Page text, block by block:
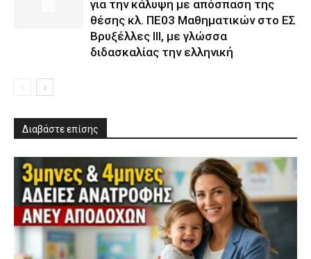
για την κάλυψη με απόσπαση της
θέσης κλ. ΠΕ03 Μαθηματικών στο ΕΣ
Βρυξέλλες ΙΙΙ, με γλώσσα
διδασκαλίας την ελληνική
Διαβάστε επίσης